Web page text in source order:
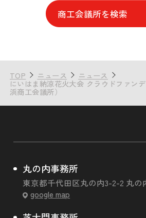
商工会議所を検索
TOP ニュース ニュース
にいはま納涼花火大会 クラウドファン
浜商工会議所）
丸の内事務所
東京都千代田区丸の内3-2-2 丸の
google map